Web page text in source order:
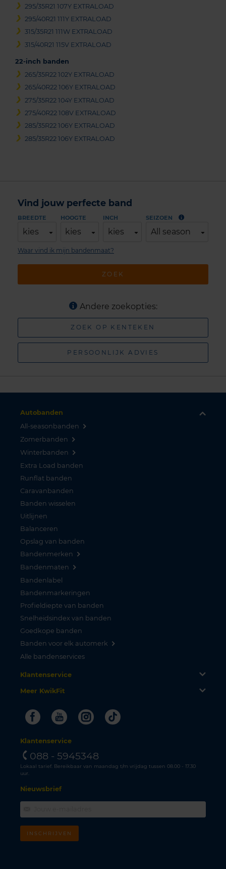
295/35R21 107Y EXTRALOAD
295/40R21 111Y EXTRALOAD
315/35R21 111W EXTRALOAD
315/40R21 115V EXTRALOAD
22-inch banden
265/35R22 102Y EXTRALOAD
265/40R22 106Y EXTRALOAD
275/35R22 104Y EXTRALOAD
275/40R22 108V EXTRALOAD
285/35R22 106Y EXTRALOAD
285/35R22 106Y EXTRALOAD
Vind jouw perfecte band
BREEDTE
kies
HOOGTE
kies
INCH
kies
SEIZOEN
All season
ZOEK
Waar vind ik mijn bandenmaat?
Andere zoekopties:
ZOEK OP KENTEKEN
PERSOONLIJK ADVIES
Autobanden
All-seasonbanden
Zomerbanden
Winterbanden
Extra Load banden
Runflat banden
Caravanbanden
Banden wisselen
Uitlijnen
Balanceren
Opslag van banden
Bandenmerken
Bandenmaten
Bandenlabel
Bandenmarkeringen
Profieldiepte van banden
Snelheidsindex van banden
Goedkope banden
Banden voor elk automerk
Alle bandenservices
Klantenservice
Meer KwikFit
FacebookYoutubeInstagram
Tiktok
Klantenservice
088 - 5945348
Lokaal tarief. Bereikbaar van maandag t/m vrijdag tussen 08.00 - 17.30
uur.
Nieuwsbrief
INSCHRIJVEN